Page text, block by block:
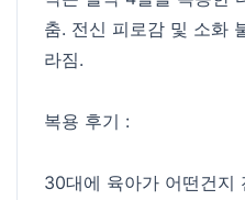
춤. 전신 피로감 및 소화
라짐.
복용 후기 :
30대에 육아가 어떤건지